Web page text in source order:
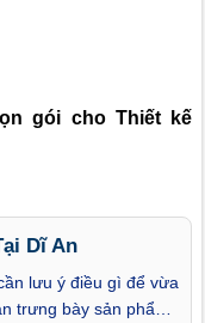
gói cho Thiết kế
Dĩ An
lưu ý điều gì để vừa
trưng bày sản phẩm?